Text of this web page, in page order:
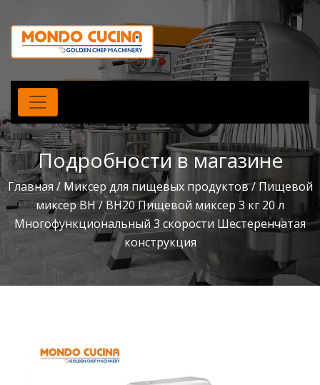
Подробности в магазине
Главная/Миксер для пищевых продуктов/Пищевой
миксер BH/ BH20 Пищевой миксер 3 кг 20 л
Многофункциональный 3 скорости Шестеренчатая
конструкция